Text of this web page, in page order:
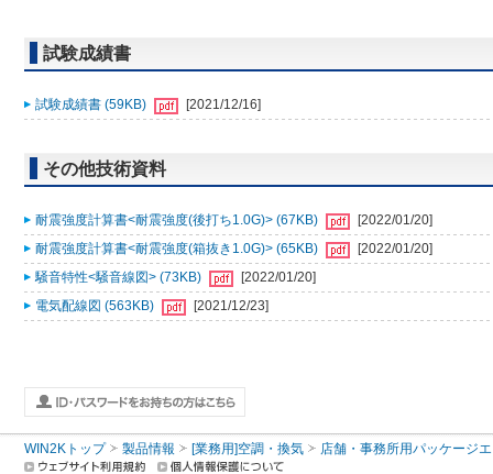
試験成績書
試験成績書 (59KB) [2021/12/16]
その他技術資料
耐震強度計算書<耐震強度(後打ち1.0G)> (67KB)
[2022/01/20]
耐震強度計算書<耐震強度(箱抜き1.0G)> (65KB)
[2022/01/20]
騒音特性<騒音線図> (73KB)
[2022/01/20]
電気配線図 (563KB)
[2021/12/23]
WIN2Kトップ 製品情報 [業務用]空調・換気 店舗・事務所用パッケージ